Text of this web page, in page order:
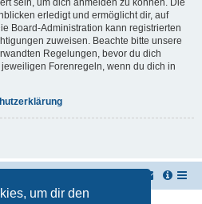
um dir den
sein, um dich anmelden zu können. Die
erledigt und ermöglicht dir, auf
Board-Administration kann registrierten
zuweisen. Beachte bitte unsere
Regelungen, bevor du dich
Forenregeln, wenn du dich in